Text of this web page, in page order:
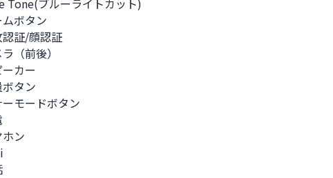
Tone(ブルーライトカット)
ボタン
認証/顔認証
（前後）
カー
タン
モードボタン
ン